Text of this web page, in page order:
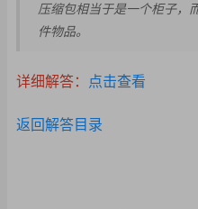
压缩包相当于是一个柜子，
件物品。
详细解答： 点击查看
返回解答目录